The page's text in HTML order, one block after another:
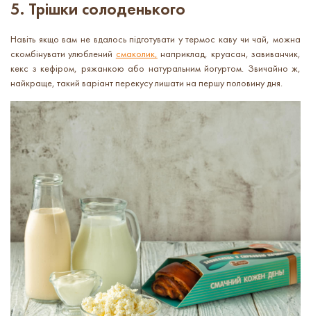
5. Трішки солоденького
Навіть якщо вам не вдалось підготувати у термос каву чи чай, можна
скомбінувати улюблений смаколик, наприклад, круасан, завиванчик,
кекс з кефіром, ряжанкою або натуральним йогуртом. Звичайно ж,
найкраще, такий варіант перекусу лишати на першу половину дня.